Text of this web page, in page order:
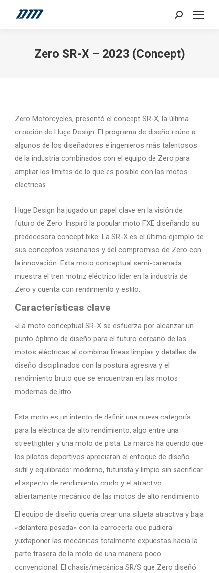
Search:
Zero SR-X – 2023 (Concept)
Zero Motorcycles, presentó el concept SR-X, la última
creación de Huge Design. El programa de diseño reúne a
algunos de los diseñadores e ingenieros más talentosos
de la industria combinados con el equipo de Zero para
ampliar los límites de lo que es posible con las motos
eléctricas.
Huge Design ha jugado un papel clave en la visión de
futuro de Zero. Inspiró la popular moto FXE diseñando su
predecesora concept bike. La SR-X es el último ejemplo de
sus conceptos visionarios y del compromiso de Zero con
la innovación. Esta moto conceptual semi-carenada
muestra el tren motriz eléctrico líder en la industria de
Zero y cuenta con rendimiento y estilo.
Características clave
«La moto conceptual SR-X se esfuerza por alcanzar un
punto óptimo de diseño para el futuro cercano de las
motos eléctricas al combinar líneas limpias y detalles de
diseño disciplinados con la postura agresiva y el
rendimiento bruto que se encuentran en las motos
modernas de litro.
Esta moto es un intento de definir una nueva categoría
para la eléctrica de alto rendimiento, algo entre una
streetfighter y una moto de pista. La marca ha querido que
los pilotos deportivos apreciaran el enfoque de diseño
sutil y equilibrado: moderno, futurista y limpio sin sacrificar
el aspecto de rendimiento crudo y el atractivo
abiertamente mecánico de las motos de alto rendimiento.
El equipo de diseño quería crear una silueta atractiva y baja
«delantera pesada» con la carrocería que pudiera
yuxtaponer las mecánicas totalmente expuestas hacia la
parte trasera de la moto de una manera poco
convencional. El chasis/mecánica SR/S que Zero diseñó